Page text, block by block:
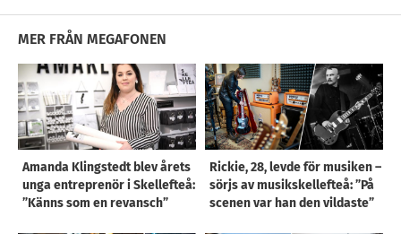
MER FRÅN MEGAFONEN
Amanda Klingstedt blev årets
unga entreprenör i Skellefteå:
”Känns som en revansch”
Rickie, 28, levde för musiken –
sörjs av musikskellefteå: ”På
scenen var han den vildaste”